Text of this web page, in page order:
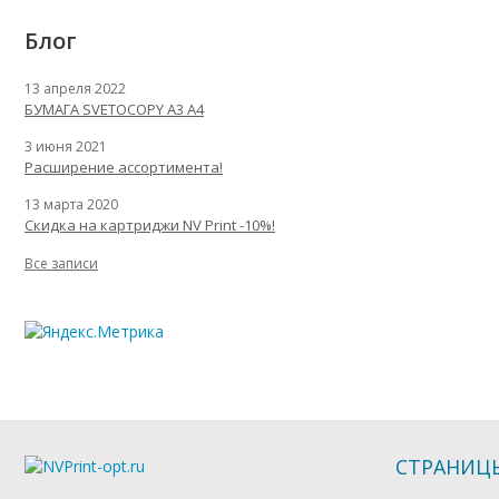
Блог
13 апреля 2022
БУМАГА SVETOCOPY A3 A4
3 июня 2021
Расширение ассортимента!
13 марта 2020
Скидка на картриджи NV Print -10%!
Все записи